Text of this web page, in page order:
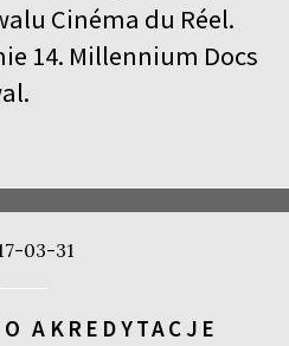
Cinéma du Réel.
14. Millennium Docs
03-31
AKREDYTACJE